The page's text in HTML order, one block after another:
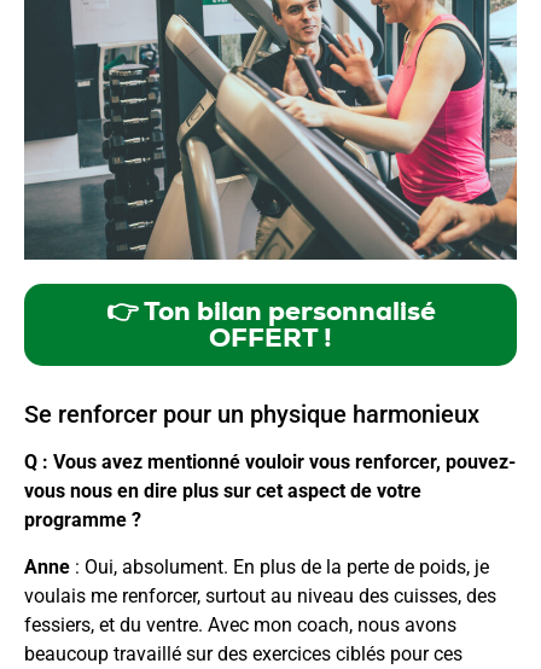
👉 Ton bilan personnalisé
OFFERT !
Se renforcer pour un physique harmonieux
Q : Vous avez mentionné vouloir vous renforcer, pouvez-
vous nous en dire plus sur cet aspect de votre
programme ?
Anne : Oui, absolument. En plus de la perte de poids, je
voulais me renforcer, surtout au niveau des cuisses, des
fessiers, et du ventre. Avec mon coach, nous avons
beaucoup travaillé sur des exercices ciblés pour ces